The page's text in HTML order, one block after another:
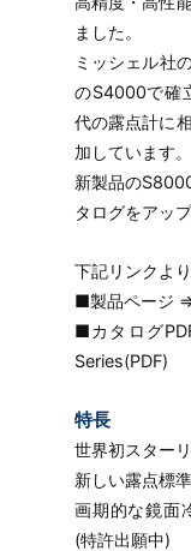
ました。
ミッシェル社
のS4000で確
代の露点計に
加しています。
新製品の
タログをアッ
下記リンクよ
■製品ページ
■カタログ
Series(PDF)
特長
世界初スター
新しい露点標
画期的な鏡面
(特許出願中)